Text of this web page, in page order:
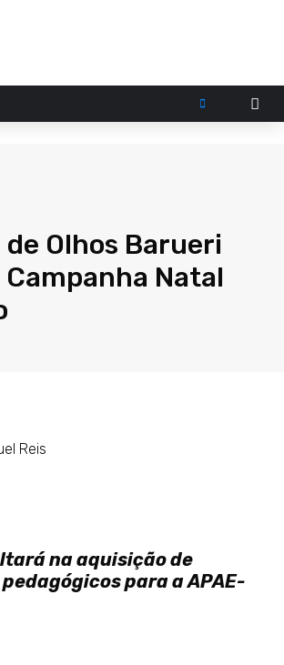
Olhos Barueri
Natal
Reis
na aquisição de
para a APAE-